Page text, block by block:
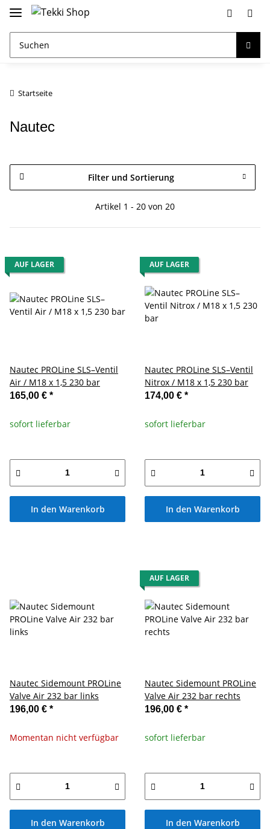
Startseite
Nautec
Filter und Sortierung
Artikel 1 - 20 von 20
AUF LAGER
Nautec PROLine SLS–Ventil
Air / M18 x 1,5 230 bar
165,00 € *
sofort lieferbar
In den Warenkorb
AUF LAGER
Nautec PROLine SLS–Ventil
Nitrox / M18 x 1,5 230 bar
174,00 € *
sofort lieferbar
In den Warenkorb
Nautec Sidemount PROLine
Valve Air 232 bar links
196,00 € *
Momentan nicht verfügbar
In den Warenkorb
AUF LAGER
Nautec Sidemount PROLine
Valve Air 232 bar rechts
196,00 € *
sofort lieferbar
In den Warenkorb